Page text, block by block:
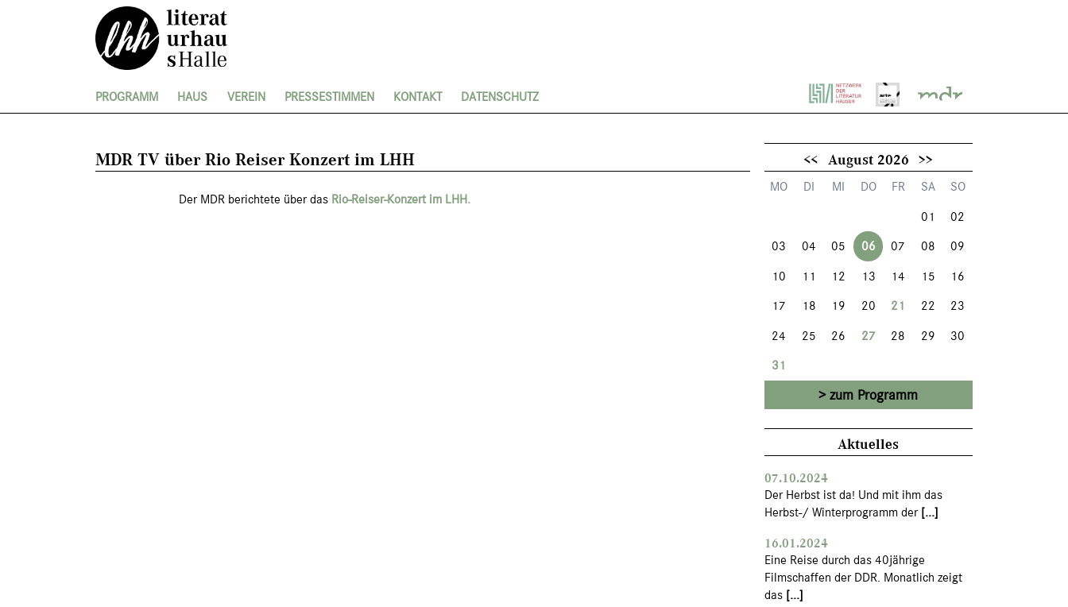
PROGRAMM HAUS VEREIN PRESSESTIMMEN KONTAKT DATENSCHUTZ
MDR TV über Rio Reiser Konzert im LHH
Der MDR berichtete über das Rio-Reiser-Konzert im LHH.
<< August 2026 >>
MO DI MI DO FR SA
SO
01
02
03
04 05 06 07 08
09
10
11 12 13 14 15
16
17
18 19 20 21 22
23
24
25 26 27 28 29
30
31
zum Programm
Aktuelles
07.10.2024
Der Herbst ist da! Und mit ihm das
Herbst-/ Winterprogramm der [...]
16.01.2024
Eine Reise durch das 40jährige
Filmschaffen der DDR. Monatlich zeigt
das [...]